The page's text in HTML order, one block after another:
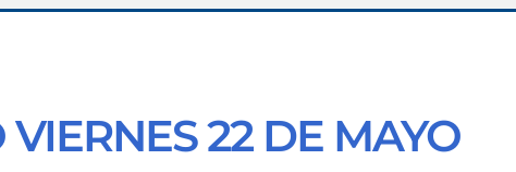
22 DE MAYO